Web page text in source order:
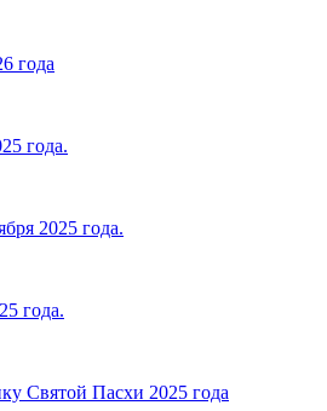
года
года.
2025 года.
года.
Святой Пасхи 2025 года